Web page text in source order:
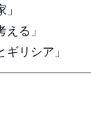
る」
リシア」